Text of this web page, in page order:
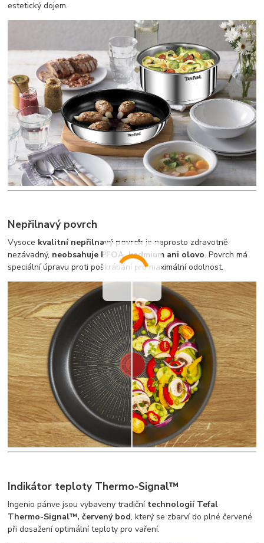
estetický dojem.
Nepřilnavý povrch
Vysoce kvalitní nepřilnavý povrch je naprosto zdravotně
nezávadný, neobsahuje PFOA, kadmium ani olovo. Povrch má
speciální úpravu proti poškrábání pro maximální odolnost.
Indikátor teploty Thermo-Signal™
Ingenio pánve jsou vybaveny tradiční technologií Tefal
Thermo-Signal™, červený bod, který se zbarví do plné červené
při dosažení optimální teploty pro vaření.